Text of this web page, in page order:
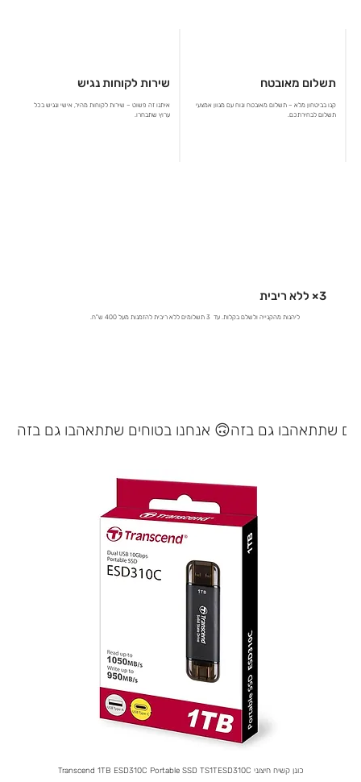
שירות לקוחות נגיש
איתנו זה פשוט – שירות לקוחות מהיר, אישי ונגיש בכל
ערוץ שתבחרו.
תשלום מאובטח
קנו בביטחון מלא – תשלום מאובטח ונוח עם מגוון אמצעי
תשלום לבחירתכם.
3× ללא ריבית
ליהנות מהקנייה ולשלם בקלות. עד 3 תשלומים ללא ריבית להזמנות מעל 400 ש"ח.
אנחנו בטוחים שתתאהבו גם בזה 🙃
כונן קשיח חיצוני Transcend 1TB ESD310C Portable SSD TS1TESD310C